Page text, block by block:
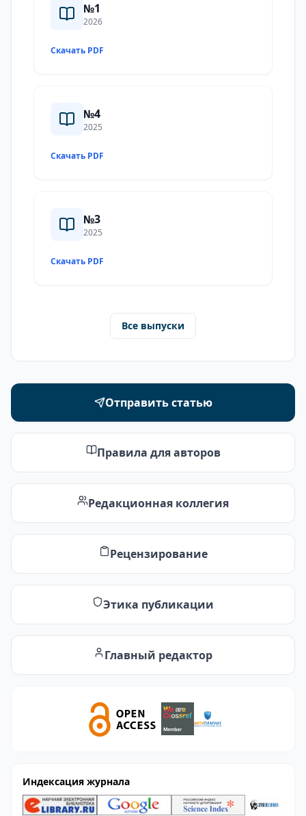
№1
2026
Скачать PDF
№4
2025
Скачать PDF
№3
2025
Скачать PDF
Все выпуски
Отправить статью
Правила для авторов
Редакционная коллегия
Рецензирование
Этика публикации
Главный редактор
Индексация журнала